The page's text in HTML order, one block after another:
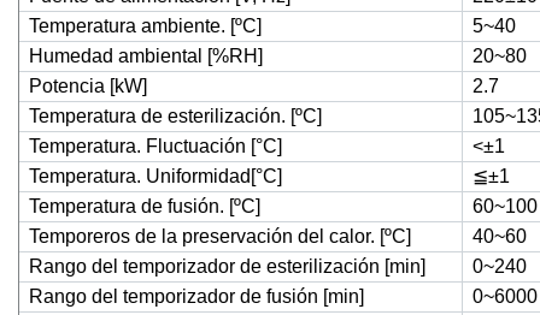
Temperatura ambiente. [ºC]
5~40
Humedad ambiental [%RH]
20~80
Potencia [kW]
2.7
Temperatura de esterilización. [ºC]
Temperatura. Fluctuación [°C]
˂±1
Temperatura. Uniformidad[°C]
≦±1
Temperatura de fusión. [ºC]
60~100
Temporeros de la preservación del calor. [ºC]
40~60
Rango del temporizador de esterilización [min]
0~240
Rango del temporizador de fusión [min]
0~6000